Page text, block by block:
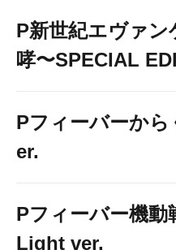
P新世紀エヴァ
哮〜SPECIAL
Pフィーバーか
er.
Pフィーバー機動
Light ver.